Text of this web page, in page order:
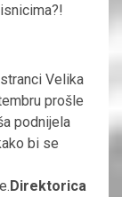
Velika
prošle
podnijela
bi se
Direktorica